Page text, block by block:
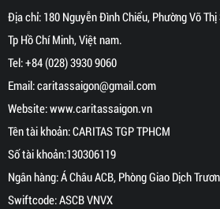
Địa chỉ: 180 Nguyễn Đình Chiểu, Phường Võ Thị
Tp Hồ Chí Minh, Việt nam.
Tel:+84 (028) 3930 9060
Email:caritassaigon@gmail.com
Website:www.caritassaigon.vn
Tên tài khoản: CARITAS TGP TPHCM
Số tài khoản:130306119
Ngân hàng: Á Châu ACB, Phòng Giao Dịch
Swiftcode: ASCB VNVX